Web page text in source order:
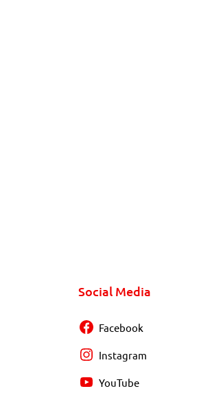
Social Media
Facebook
Instagram
YouTube